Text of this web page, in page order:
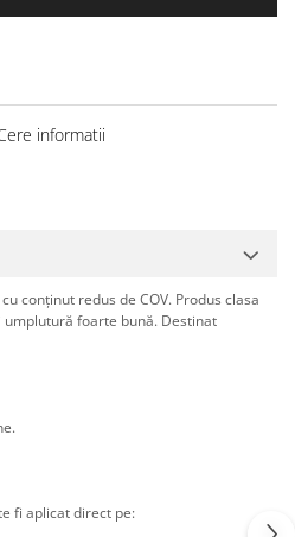
informatii
conținut redus de COV. Produs clasa
umplutură foarte bună. Destinat
fi aplicat direct pe: